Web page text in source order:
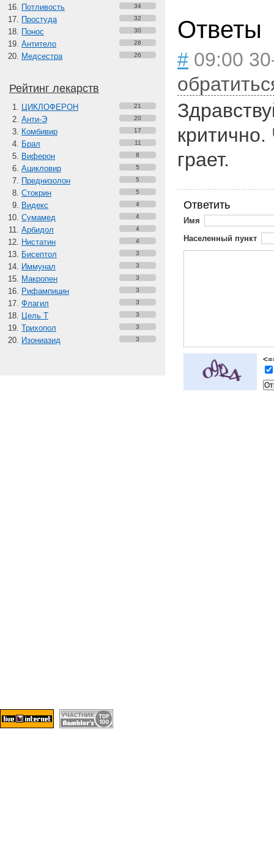
Потливость 34
Простуда 32
Понос 30
Антитело 28
Медсестра 26
Рейтинг лекарств
ЦИКЛОФЕРОН 21
Анти-Э 20
Комбивир 17
Брал 11
Виферон 8
Ацикловир 5
Преднизолон 5
Стокрин 5
Видекс 4
Сумамед 4
Арбидол 4
Нистатин 4
Бисептол 3
Иммунал 3
Макропен 3
Рифампицин 3
Флагил 3
Цель Т 3
Трихопол 3
Изониазид 3
Ответы
# 09:00
грает.
Ответить
Имя
Населенный пункт